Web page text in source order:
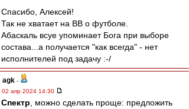
Спасибо, Алексей!
Так не хватает на ВВ о футболе.
Абаскаль всуе упоминает Бога при выборе
состава...а получается "как всегда" - нет
исполнителей под задачу :-/
agk -
02 апр 2024 14:30
Спектр , можно сделать проще: предложить